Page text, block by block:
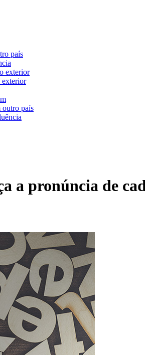
país
exterior
exterior
outro país
a pronúncia de